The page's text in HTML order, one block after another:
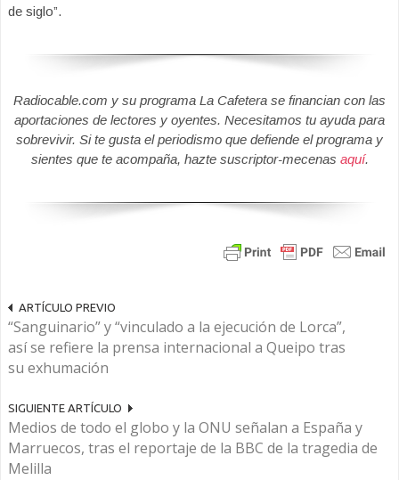
de siglo”.
Radiocable.com y su programa La Cafetera se financian con las
aportaciones de lectores y oyentes. Necesitamos tu ayuda para
sobrevivir. Si te gusta el periodismo que defiende el programa y
sientes que te acompaña, hazte suscriptor-mecenas aquí.
ARTÍCULO PREVIO
“Sanguinario” y “vinculado a la ejecución de Lorca”,
así se refiere la prensa internacional a Queipo tras
su exhumación
SIGUIENTE ARTÍCULO
Medios de todo el globo y la ONU señalan a España y
Marruecos, tras el reportaje de la BBC de la tragedia de
Melilla